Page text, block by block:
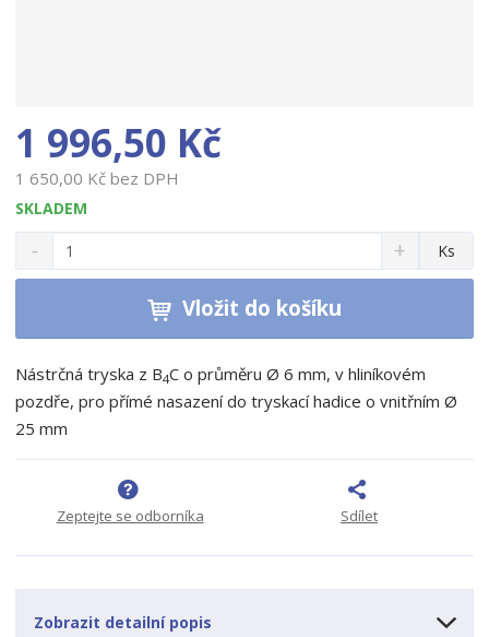
1 996,50 Kč
1 650,00 Kč bez DPH
SKLADEM
m
i
p
o
č
e
N
a
v
t
m
n
ž
í
S
n
í
m
n
o
ž
s
Ks
Vložit do košíku
Nástrčná tryska z B4C o průměru Ø 6 mm, v hliníkovém
pozdře, pro přímé nasazení do tryskací hadice o vnitřním Ø
25 mm
Zeptejte se odborníka Sdílet
Zobrazit detailní popis